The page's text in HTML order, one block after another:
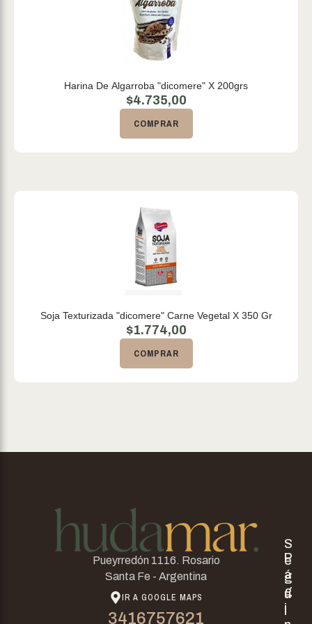
Harina De Algarroba "dicomere" X 200grs
$4.735,00
COMPRAR
Soja Texturizada "dicomere" Carne Vegetal X 350 Gr
$1.774,00
COMPRAR
Pueyrredón 1116. Rosario
Santa Fe - Argentina
IR A GOOGLE MAPS
3416757621
P
á
g
i
S
e
g
u